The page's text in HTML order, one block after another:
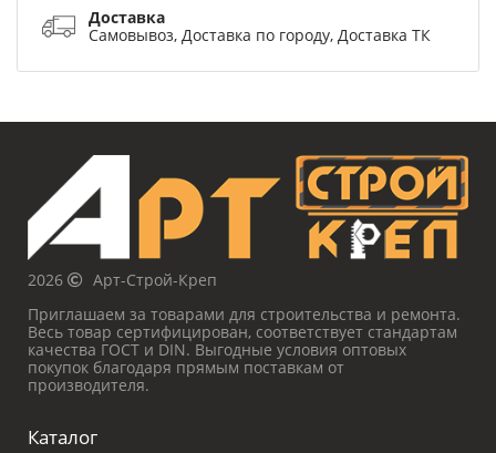
Доставка
Самовывоз, Доставка по городу, Доставка ТК
2026
Арт-Строй-Креп
Приглашаем за товарами для строительства и ремонта.
Весь товар сертифицирован, соответствует стандартам
качества ГОСТ и DIN. Выгодные условия оптовых
покупок благодаря прямым поставкам от
производителя.
Каталог